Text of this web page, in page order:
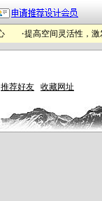
提高空间灵活性，激发
推荐好友 收藏网址